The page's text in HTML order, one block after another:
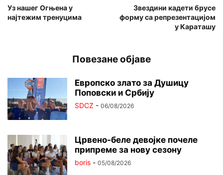
Уз нашег Огњена у
најтежим тренуцима
Звездини кадети брусе
форму са репрезентацијом
у Караташу
Повезане објаве
Европско злато за Душицу
Поповски и Србију
SDCZ - 06/08/2026
Црвено-беле девојке почеле
припреме за нову сезону
boris - 05/08/2026